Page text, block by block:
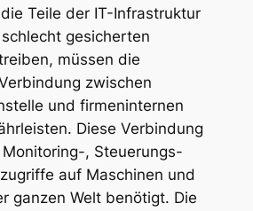
Teile der IT-Infrastruktur
gesicherten
müssen die
zwischen
und firmeninternen
Diese Verbindung
, Steuerungs-
auf Maschinen und
ganzen Welt benötigt. Die